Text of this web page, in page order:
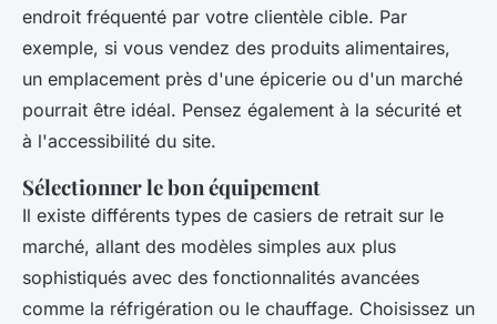
endroit fréquenté par votre clientèle cible. Par
exemple, si vous vendez des produits alimentaires,
un emplacement près d'une épicerie ou d'un marché
pourrait être idéal. Pensez également à la sécurité et
à l'accessibilité du site.
Sélectionner le bon équipement
Il existe différents types de casiers de retrait sur le
marché, allant des modèles simples aux plus
sophistiqués avec des fonctionnalités avancées
comme la réfrigération ou le chauffage. Choisissez un